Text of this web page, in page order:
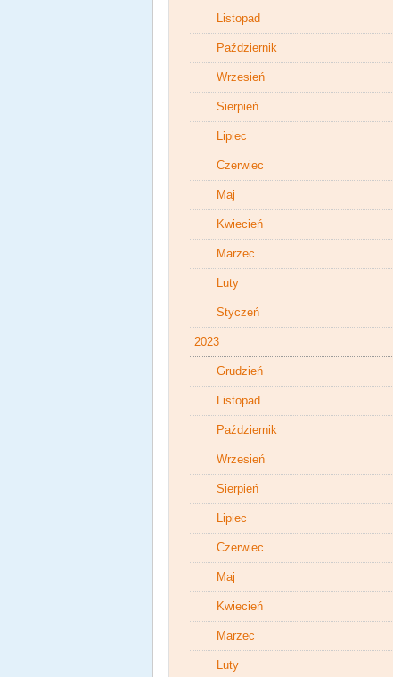
Listopad
Październik
Wrzesień
Sierpień
Lipiec
Czerwiec
Maj
Kwiecień
Marzec
Luty
Styczeń
2023
Grudzień
Listopad
Październik
Wrzesień
Sierpień
Lipiec
Czerwiec
Maj
Kwiecień
Marzec
Luty